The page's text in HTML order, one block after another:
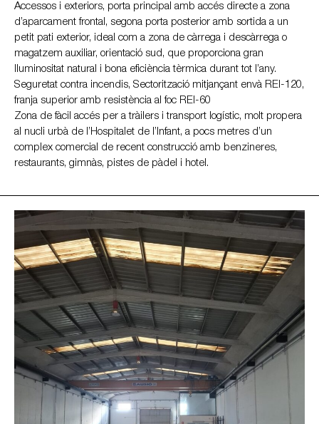
Accessos i exteriors, porta principal amb accés directe a zona
d’aparcament frontal, segona porta posterior amb sortida a un
petit pati exterior, ideal com a zona de càrrega i descàrrega o
magatzem auxiliar, orientació sud, que proporciona gran
lluminositat natural i bona eficiència tèrmica durant tot l’any.
Seguretat contra incendis, Sectorització mitjançant envà REI-120,
franja superior amb resistència al foc REI-60
Zona de fàcil accés per a tràilers i transport logístic, molt propera
al nucli urbà de l’Hospitalet de l’Infant, a pocs metres d’un
complex comercial de recent construcció amb benzineres,
restaurants, gimnàs, pistes de pàdel i hotel.